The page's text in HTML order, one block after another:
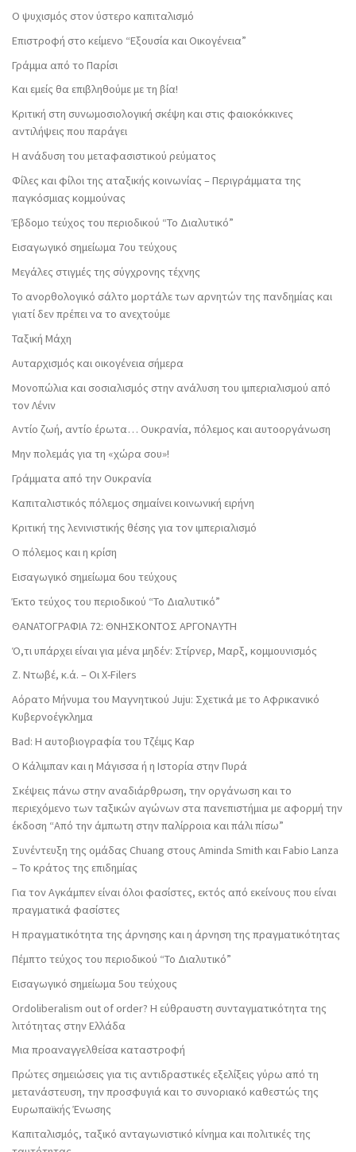
Ο ψυχισμός στον ύστερο καπιταλισμό
Επιστροφή στο κείμενο “Εξουσία και Οικογένεια”
Γράμμα από το Παρίσι
Και εμείς θα επιβληθούμε με τη βία!
Κριτική στη συνωμοσιολογική σκέψη και στις φαιοκόκκινες
αντιλήψεις που παράγει
Η ανάδυση του μεταφασιστικού ρεύματος
Φίλες και φίλοι της αταξικής κοινωνίας – Περιγράμματα της
παγκόσμιας κομμούνας
Έβδομο τεύχος του περιοδικού “Το Διαλυτικό”
Εισαγωγικό σημείωμα 7ου τεύχους
Μεγάλες στιγμές της σύγχρονης τέχνης
Το ανορθολογικό σάλτο μορτάλε των αρνητών της πανδημίας και
γιατί δεν πρέπει να το ανεχτούμε
Ταξική Μάχη
Αυταρχισμός και οικογένεια σήμερα
Μονοπώλια και σοσιαλισμός στην ανάλυση του ιμπεριαλισμού από
τον Λένιν
Αντίο ζωή, αντίο έρωτα… Ουκρανία, πόλεμος και αυτοοργάνωση
Μην πολεμάς για τη «χώρα σου»!
Γράμματα από την Ουκρανία
Καπιταλιστικός πόλεμος σημαίνει κοινωνική ειρήνη
Κριτική της λενινιστικής θέσης για τον ιμπεριαλισμό
Ο πόλεμος και η κρίση
Εισαγωγικό σημείωμα 6ου τεύχους
Έκτο τεύχος του περιοδικού “Το Διαλυτικό”
ΘΑΝΑΤΟΓΡΑΦΙΑ 72: ΘΝΗΣΚΟΝΤOΣ ΑΡΓΟΝΑΥΤΗ
Ό,τι υπάρχει είναι για μένα μηδέν: Στίρνερ, Μαρξ, κομμουνισμός
Ζ. Ντωβέ, κ.ά. – Οι X-Filers
Αόρατο Μήνυμα του Μαγνητικού Juju: Σχετικά με το Αφρικανικό
Κυβερνοέγκλημα
Bad: Η αυτοβιογραφία του Τζέιμς Καρ
Ο Κάλιμπαν και η Μάγισσα ή η Ιστορία στην Πυρά
Σκέψεις πάνω στην αναδιάρθρωση, την οργάνωση και το
περιεχόμενο των ταξικών αγώνων στα πανεπιστήμια με αφορμή την
έκδοση “Από την άμπωτη στην παλίρροια και πάλι πίσω”
Συνέντευξη της ομάδας Chuang στους Aminda Smith και Fabio Lanza
– Το κράτος της επιδημίας
Για τον Αγκάμπεν είναι όλοι φασίστες, εκτός από εκείνους που είναι
πραγματικά φασίστες
Η πραγματικότητα της άρνησης και η άρνηση της πραγματικότητας
Πέμπτο τεύχος του περιοδικού “Το Διαλυτικό”
Εισαγωγικό σημείωμα 5ου τεύχους
Ordoliberalism out of order? Η εύθραυστη συνταγματικότητα της
λιτότητας στην Ελλάδα
Μια προαναγγελθείσα καταστροφή
Πρώτες σημειώσεις για τις αντιδραστικές εξελίξεις γύρω από τη
μετανάστευση, την προσφυγιά και το συνοριακό καθεστώς της
Ευρωπαϊκής Ένωσης
Καπιταλισμός, ταξικό ανταγωνιστικό κίνημα και πολιτικές της